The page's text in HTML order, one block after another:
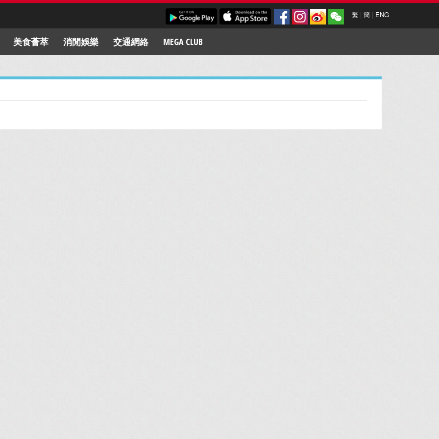
繁 | 簡 | ENG
美食薈萃 消閒娛樂 交通網絡 MEGA CLUB